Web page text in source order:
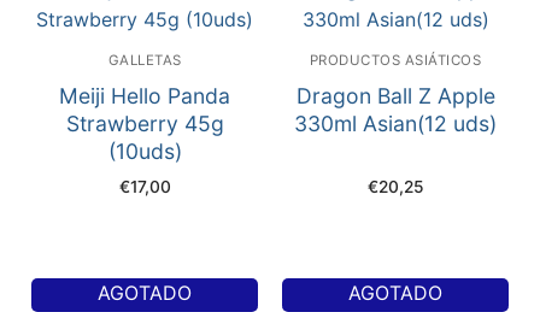
GALLETAS
Meiji Hello Panda
Strawberry 45g
(10uds)
€17,00
AGOTADO
PRODUCTOS ASIÁTICOS
Dragon Ball Z Apple
330ml Asian(12 uds)
€20,25
AGOTADO